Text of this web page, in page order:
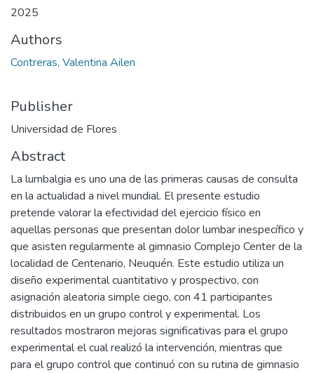
2025
Authors
Contreras, Valentina Ailen
Publisher
Universidad de Flores
Abstract
La lumbalgia es uno una de las primeras causas de consulta
en la actualidad a nivel mundial. El presente estudio
pretende valorar la efectividad del ejercicio físico en
aquellas personas que presentan dolor lumbar inespecífico y
que asisten regularmente al gimnasio Complejo Center de la
localidad de Centenario, Neuquén. Este estudio utiliza un
diseño experimental cuantitativo y prospectivo, con
asignación aleatoria simple ciego, con 41 participantes
distribuidos en un grupo control y experimental. Los
resultados mostraron mejoras significativas para el grupo
experimental el cual realizó la intervención, mientras que
para el grupo control que continuó con su rutina de gimnasio